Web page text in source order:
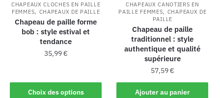
CHAPEAUX CLOCHES EN PAILLE
FEMMES, CHAPEAUX DE PAILLE
Chapeau de paille forme
bob : style estival et
tendance
35,99€
Choix des options
CHAPEAUX CANOTIERS EN
PAILLE FEMMES, CHAPEAUX DE
PAILLE
Chapeau de paille
traditionnel : style
authentique et qualité
supérieure
57,59€
Ajouter au panier